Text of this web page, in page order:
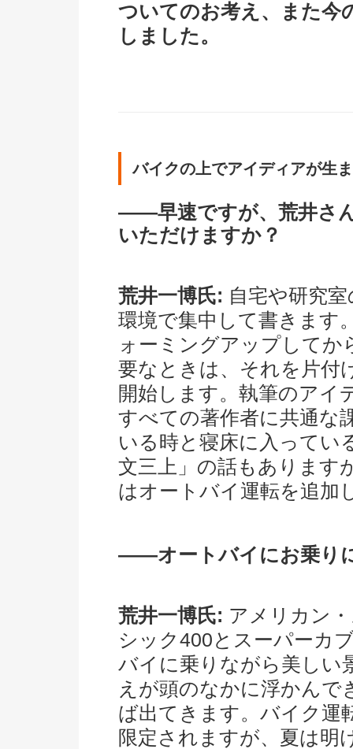
ついてのお考え、また今
しました。
バイクの上でアイディアが生
――早速ですが、荒井さ
いただけますか？
荒井一博氏: 自宅や研究
環境で集中して書きます
ォーミングアップしてか
要なときは、それを片付
開始します。執筆のアイ
すべての著作者に共通な
いる時と寝床に入ってい
文三上」の話もあります
はオートバイ運転を追加
――オートバイにお乗り
荒井一博氏: アメリカン
シック400とスーパーカ
バイに乗りながら美しい
えが頭のなかに浮かんで
ば出てきます。バイク運
限定されますが、夏は明